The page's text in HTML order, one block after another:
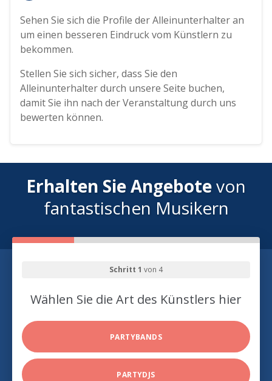
Sehen Sie sich die Profile der Alleinunterhalter an
um einen besseren Eindruck vom Künstlern zu
bekommen.
Stellen Sie sich sicher, dass Sie den
Alleinunterhalter durch unsere Seite buchen,
damit Sie ihn nach der Veranstaltung durch uns
bewerten können.
Erhalten Sie Angebotevon
fantastischen Musikern
Schritt 1 von 4
Wählen Sie die Art des Künstlers hier
PARTYBANDS
PARTYDJS